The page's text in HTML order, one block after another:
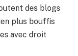
des blogs
plus bouffis
avec droit